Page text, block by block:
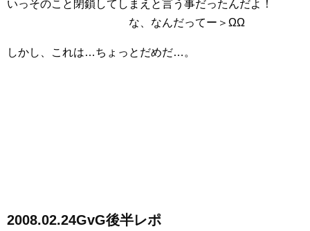
いっそのこと閉鎖してしまえと言う事だったんだよ！
な、なんだってー＞ΩΩ
しかし、これは…ちょっとだめだ…。
2008.02.24GvG後半レポ